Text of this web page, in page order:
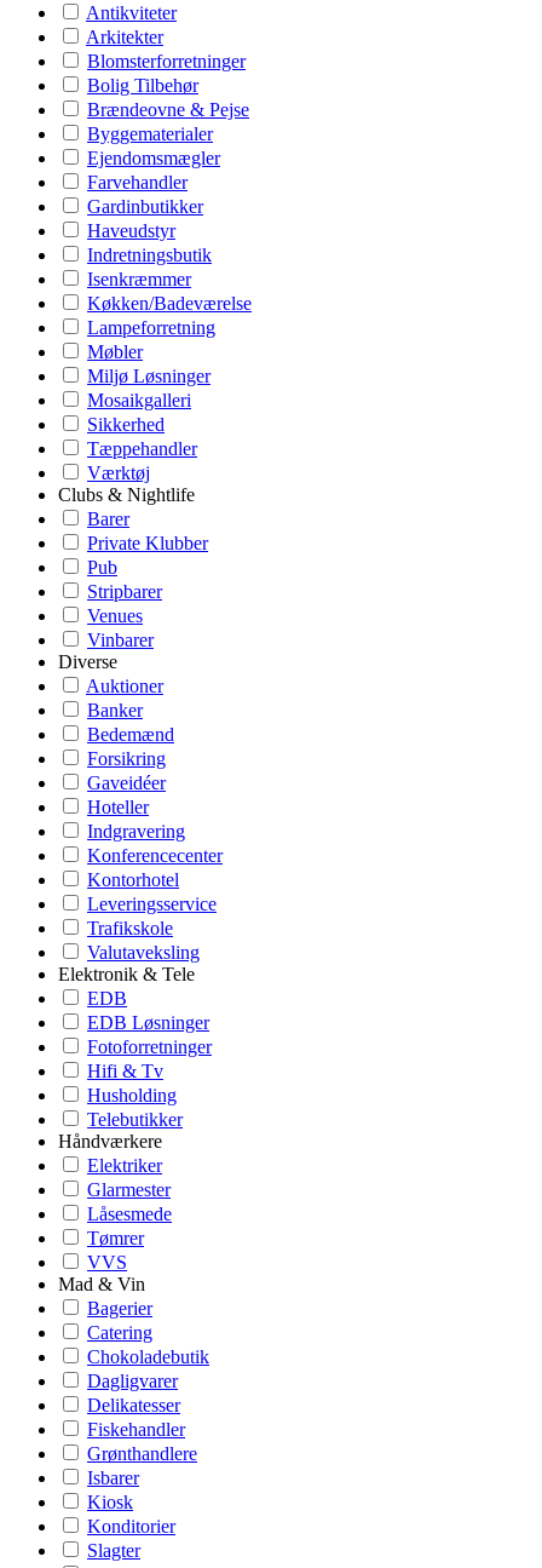
Antikviteter
Arkitekter
Blomsterforretninger
Bolig Tilbehør
Brændeovne & Pejse
Byggematerialer
Ejendomsmægler
Farvehandler
Gardinbutikker
Haveudstyr
Indretningsbutik
Isenkræmmer
Køkken/Badeværelse
Lampeforretning
Møbler
Miljø Løsninger
Mosaikgalleri
Sikkerhed
Tæppehandler
Værktøj
Clubs & Nightlife
Barer
Private Klubber
Pub
Stripbarer
Venues
Vinbarer
Diverse
Auktioner
Banker
Bedemænd
Forsikring
Gaveidéer
Hoteller
Indgravering
Konferencecenter
Kontorhotel
Leveringsservice
Trafikskole
Valutaveksling
Elektronik & Tele
EDB
EDB Løsninger
Fotoforretninger
Hifi & Tv
Husholding
Telebutikker
Håndværkere
Elektriker
Glarmester
Låsesmede
Tømrer
VVS
Mad & Vin
Bagerier
Catering
Chokoladebutik
Dagligvarer
Delikatesser
Fiskehandler
Grønthandlere
Isbarer
Kiosk
Konditorier
Slagter